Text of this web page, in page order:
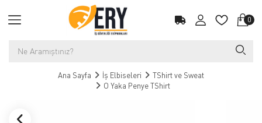
0
Ana Sayfa İş Elbiseleri
TShirt ve Sweat
O Yaka Penye TShirt